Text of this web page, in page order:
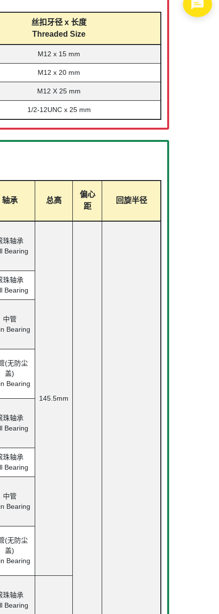
丝扣牙径 x 长度
Threaded Size
M12 x 15 mm
M12 x 20 mm
M12 X 25 mm
1/2-12UNC x 25 mm
轴承 总高
偏心
距
回旋半径
珠轴承
Bearing
145.5mm
珠轴承
Bearing
中管
Bearing
(无防尘
盖)
Bearing
珠轴承
Bearing
珠轴承
Bearing
中管
Bearing
(无防尘
盖)
Bearing
珠轴承
Bearing